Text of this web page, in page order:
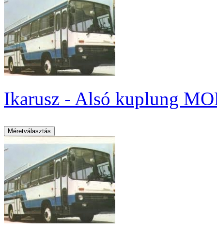
Ikarusz - Alsó kuplung